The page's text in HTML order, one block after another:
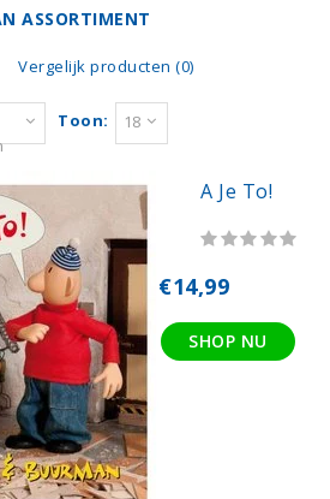
ASSORTIMENT
Vergelijk producten (0)
Toon: 18
A Je To!
€14,99
SHOP NU